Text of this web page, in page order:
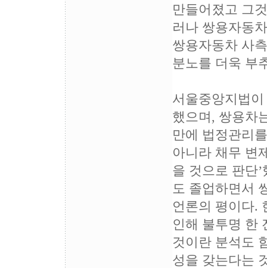
만들어졌고 그
러나 쌍용자동
쌍용자동차 사
분노를 더욱 부
서울중앙지법
했으며, 쌍용차
만에 법정관리
아니라 채무 변
을 것으로 판단
도 졸업하면서
언론의 평이다.
인해 불투명 한
것이란 분석도
성을 갖는다는